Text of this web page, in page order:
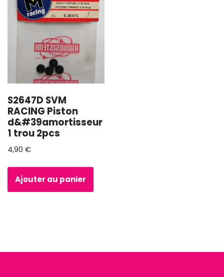
S2647D SVM
RACING Piston
d&#39amortisseur
1 trou 2pcs
4,90 €
Ajouter au panier